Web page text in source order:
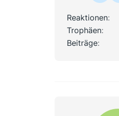
Reaktionen
Trophäen
Beiträge